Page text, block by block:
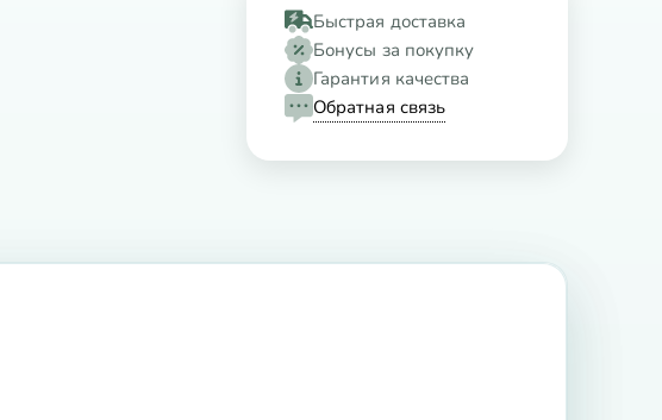
Быстрая доставка
Бонусы за покупку
Гарантия качества
Обратная связь